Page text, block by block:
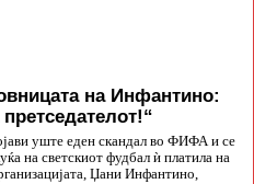
на Инфантино:
уште еден скандал во ФИФА и се
на светскиот фудбал ѝ платила на
Џани Инфантино,